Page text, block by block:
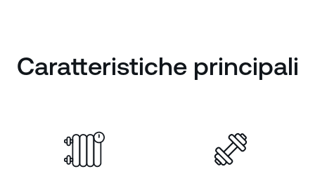
Caratteristiche principali